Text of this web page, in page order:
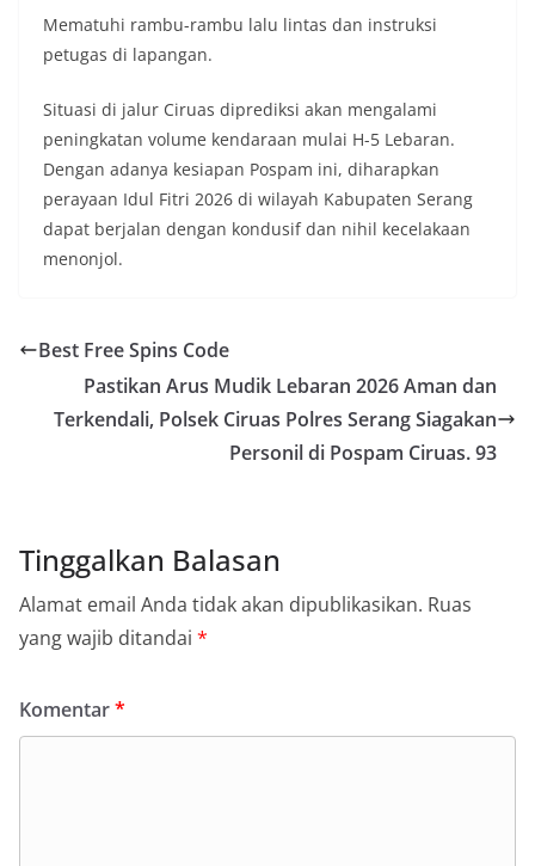
Mematuhi rambu-rambu lalu lintas dan instruksi
petugas di lapangan.
Situasi di jalur Ciruas diprediksi akan mengalami
peningkatan volume kendaraan mulai H-5 Lebaran.
Dengan adanya kesiapan Pospam ini, diharapkan
perayaan Idul Fitri 2026 di wilayah Kabupaten Serang
dapat berjalan dengan kondusif dan nihil kecelakaan
menonjol.
Best Free Spins Code
Pastikan Arus Mudik Lebaran 2026 Aman dan
Terkendali, Polsek Ciruas Polres Serang Siagakan
Personil di Pospam Ciruas. 93
Tinggalkan Balasan
Alamat email Anda tidak akan dipublikasikan. Ruas
yang wajib ditandai *
Komentar*